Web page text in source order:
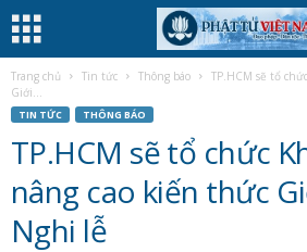
Trang chủ Tin tức Thông báo
TP.HCM sẽ tổ
Giới...
TIN TỨC THÔNG BÁO
TP.HCM sẽ tổ chức
nâng cao kiến thức
Nghi lễ